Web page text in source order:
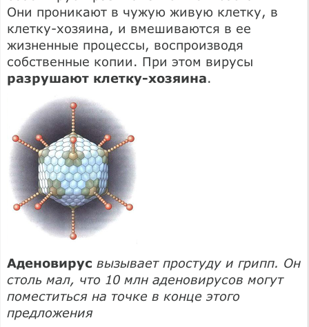
Они проникают в чужую живую клетку, в
клетку-хозяина, и вмешиваются в ее
жизненные процессы, воспроизводя
собственные копии. При этом вирусы
разрушают клетку-хозяина.
Аденовирус вызывает простуду и грипп. Он
столь мал, что 10 млн аденовирусов могут
поместиться на точке в конце этого
предложения